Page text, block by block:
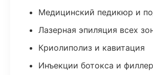
Медицинский педикюр и
Лазерная эпиляция всех
Криолиполиз и кавитация
Инъекции ботокса и